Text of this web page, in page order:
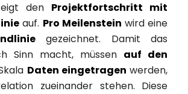
den Projektfortschritt mit
auf. Pro Meilenstein wird eine
gezeichnet. Damit das
Sinn macht, müssen auf den
Daten eingetragen werden,
zueinander stehen. Diese